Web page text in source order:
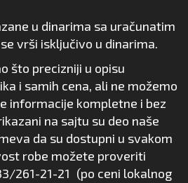
u dinarima sa uračunatim
vrši isključivo u dinarima.
što precizniji u opisu
i samih cena, ali ne možemo
informacije kompletne i bez
na sajtu su deo naše
da su dostupni u svakom
robe možete proveriti
261-21-21 (po ceni lokalnog